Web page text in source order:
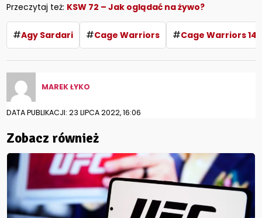
Przeczytaj też: KSW 72 – Jak oglądać na żywo?
#Agy Sardari #Cage Warriors #Cage Warriors 141
MAREK ŁYKO
DATA PUBLIKACJI: 23 LIPCA 2022, 16:06
Zobacz również